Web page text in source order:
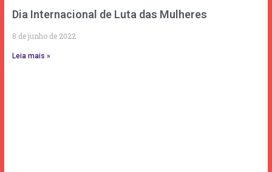
Dia Internacional de Luta das Mulheres
8 de junho de 2022
Leia mais »